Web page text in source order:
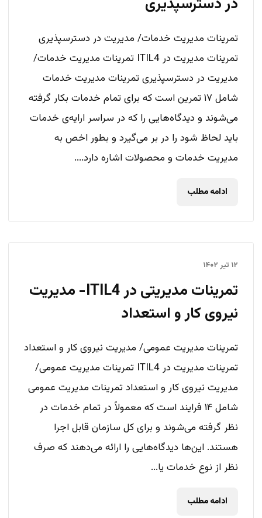
تمرینات مدیریت خدمات/ مدیریت در دسترسپذیری
تمرینات مدیریت در ITIL4 تمرینات مدیریت خدمات/
مدیریت در دسترسپذیری تمرینات مدیریت خدمات
شامل ۱۷ تمرین است که برای تمام خدمات بکار گرفته
می‌شوند و دیدگاه‌هایی را که در سراسر ارایه‌ی خدمات
باید لحاظ شود را در بر می‌گیرد و بطور اخص به
مدیریت خدمات و محصولات اشاره دارد....
ادامه مطلب
۱۲ تیر ۱۴۰۲
تمرینات مدیریتی در ITIL4- مدیریت
نیروی کار و استعداد
تمرینات مدیریت عمومی/ مدیریت نیروی کار و استعداد
تمرینات مدیریت در ITIL4 تمرینات مدیریت عمومی/
مدیریت نیروی کار و استعداد تمرینات مدیریت عمومی
شامل ۱۴ فرایند است که معمولاً در تمام خدمات در
نظر گرفته می‌شوند و برای کل سازمان قابل اجرا
هستند. این‌ها دیدگاه‌هایی را ارائه می‌دهند که صرف
نظر از نوع خدمات یا...
ادامه مطلب